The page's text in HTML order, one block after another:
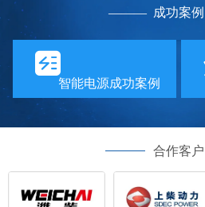
——— 成功案例
智能电源成功案例
合作客户